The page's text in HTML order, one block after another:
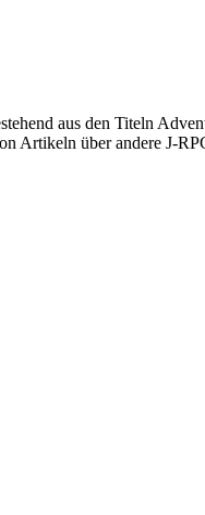
aus den Titeln
Artikeln über andere J-